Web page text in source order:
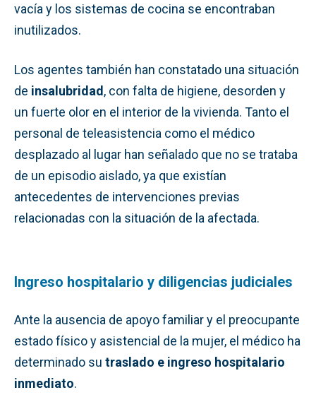
vacía y los sistemas de cocina se encontraban
inutilizados.
Los agentes también han constatado una situación
de insalubridad, con falta de higiene, desorden y
un fuerte olor en el interior de la vivienda. Tanto el
personal de teleasistencia como el médico
desplazado al lugar han señalado que no se trataba
de un episodio aislado, ya que existían
antecedentes de intervenciones previas
relacionadas con la situación de la afectada.
Ingreso hospitalario y diligencias judiciales
Ante la ausencia de apoyo familiar y el preocupante
estado físico y asistencial de la mujer, el médico ha
determinado su traslado e ingreso hospitalario
inmediato.